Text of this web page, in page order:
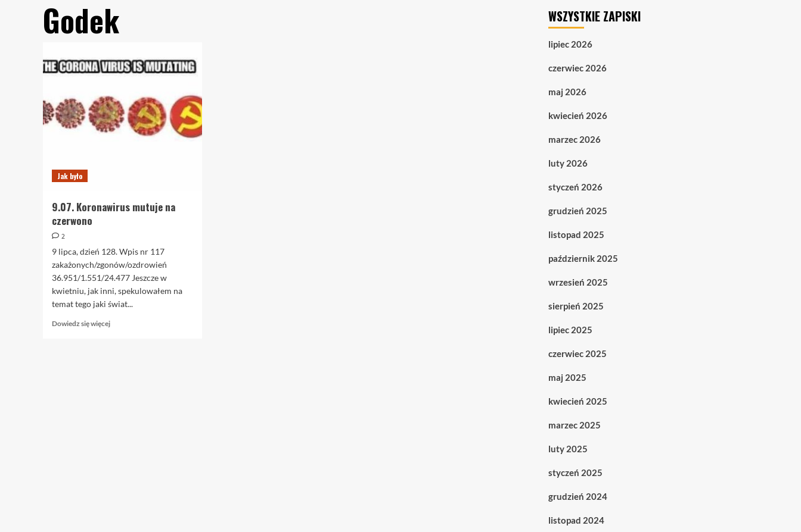
Godek
Jak było
9.07. Koronawirus mutuje na
czerwono
2
9 lipca, dzień 128. Wpis nr 117
zakażonych/zgonów/ozdrowień
36.951/1.551/24.477 Jeszcze w
kwietniu, jak inni, spekulowałem na
temat tego jaki świat...
Dowiedz się więcejDowiedz
WSZYSTKIE ZAPISKI
lipiec 2026
czerwiec 2026
maj 2026
kwiecień 2026
marzec 2026
luty 2026
styczeń 2026
grudzień 2025
listopad 2025
październik 2025
wrzesień 2025
sierpień 2025
lipiec 2025
czerwiec 2025
maj 2025
kwiecień 2025
marzec 2025
luty 2025
styczeń 2025
grudzień 2024
listopad 2024